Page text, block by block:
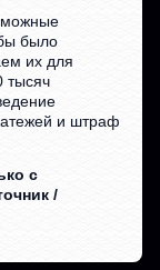
было
их для
тысяч
и штраф
с
/